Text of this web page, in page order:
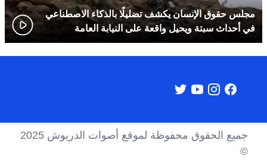
مجلس حقوق الإنسان يكشف تضليلًا بالذكاء الاصطناعي
في أحداث سبتة ويحيل واقعة على النيابة العامة
جميع الحقوق محفوظة لموقع أصوات الدريوش 2025
©